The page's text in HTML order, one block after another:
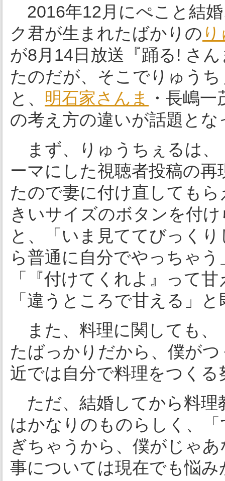
2016年12月にぺこと結
ク君が生まれたばかりの
が8月14日放送『踊る! さ
たのだが、そこでりゅう
と、 明石家さんま
・長嶋一
の考え方の違いが話題とな
まず、りゅうちぇるは、
ーマにした視聴者投稿の
たので妻に付け直しても
きいサイズのボタンを付
と、「いま見ててびっく
ら普通に自分でやっちゃ
「『付けてくれよ』って
「違うところで甘える」
また、料理に関しても、
たばっかりだから、僕が
近では自分で料理をつく
ただ、結婚してから料理
はかなりのものらしく、
ぎちゃうから、僕がじゃ
事については現在でも悩